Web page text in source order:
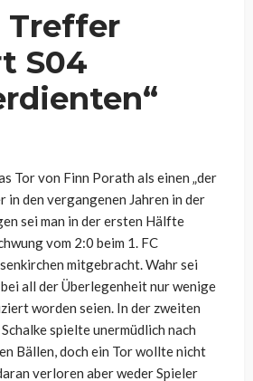
Treffer
S04
Tor von Finn Porath als einen „der
den vergangenen Jahren in der
sei man in der ersten Hälfte
vom 2:0 beim 1. FC
mitgebracht. Wahr sei
all der Überlegenheit nur wenige
worden seien. In der zweiten
spielte unermüdlich nach
Bällen, doch ein Tor wollte nicht
verloren aber weder Spieler